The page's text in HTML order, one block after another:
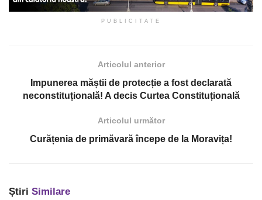
PUBLICITATE
Articolul anterior
Impunerea măștii de protecție a fost declarată
neconstituțională! A decis Curtea Constituțională
Articolul următor
Curățenia de primăvară începe de la Moravița!
Știri Similare